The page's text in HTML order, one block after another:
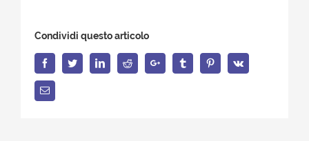
Condividi questo articolo
FacebookTwitterLinkedInReddit Google+ Tumblr PinterestVk
Email